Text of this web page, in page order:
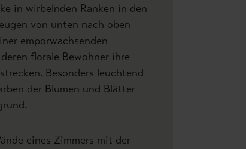
in wirbelnden Ranken in den
von unten nach oben
emporwachsenden
florale Bewohner ihre
Besonders leuchtend
der Blumen und Blätter
eines Zimmers mit der